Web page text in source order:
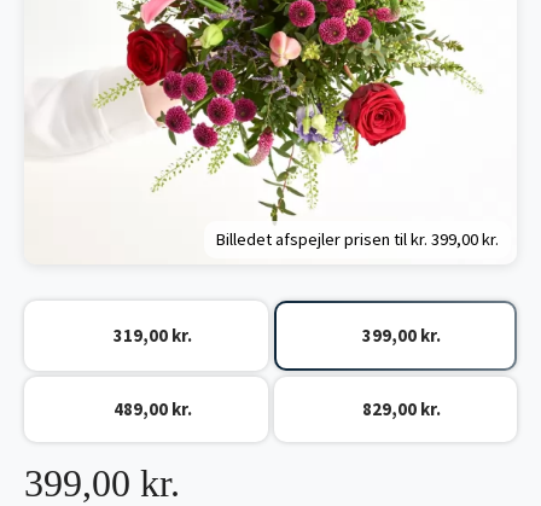
Billedet afspejler prisen til kr. 399,00 kr.
399,00 kr.
319,00 kr. 399,00 kr.
489,00 kr. 829,00 kr.